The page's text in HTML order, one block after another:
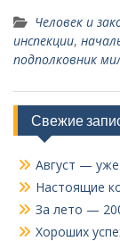
Человек и
инспек­ции,
подполковник
Свежие
Август —
Настоящие
За лето —
Хороших